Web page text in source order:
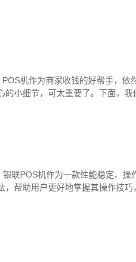
机作为商家收钱的好帮手，依
小细节，可太重要了。下面，
联POS机作为一款性能稳定、操
帮助用户更好地掌握其操作技